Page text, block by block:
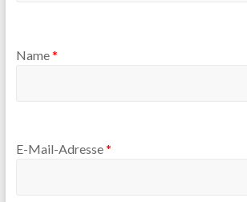
Name*
E-Mail-Adresse*